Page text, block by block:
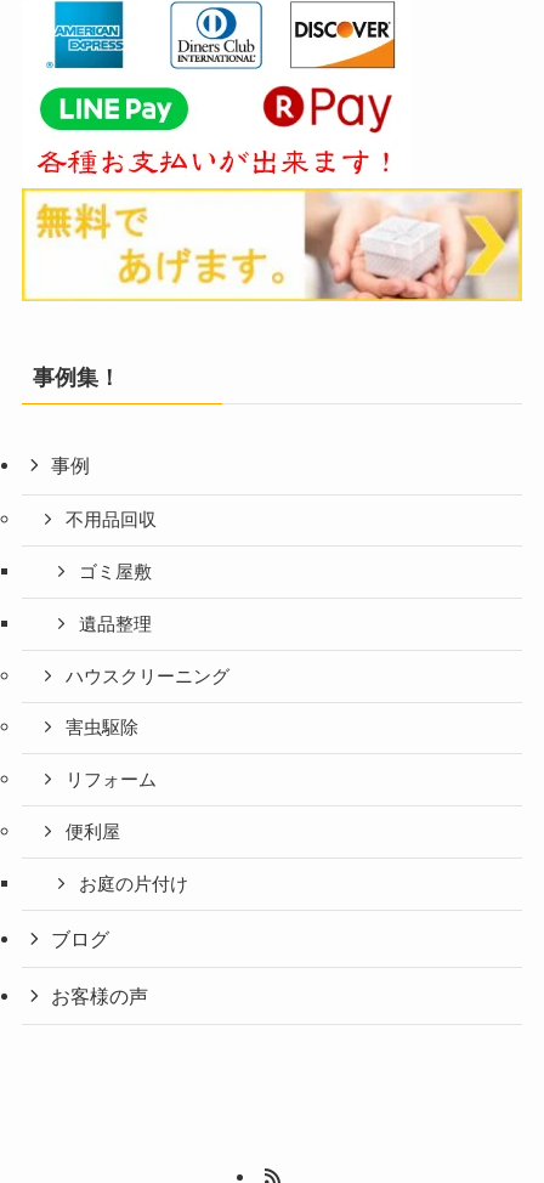
事例集！
事例
不用品回収
ゴミ屋敷
遺品整理
ハウスクリーニング
害虫駆除
リフォーム
便利屋
お庭の片付け
ブログ
お客様の声